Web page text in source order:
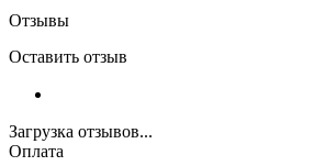
Отзывы
Оставить отзыв
Загрузка отзывов...
Оплата